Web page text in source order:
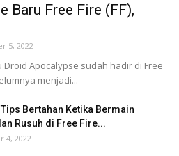
Baru Free Fire (FF),
5, 2022
Droid Apocalypse sudah hadir di Free
menjadi...
Bertahan Ketika Bermain
Rusuh di Free Fire...
4, 2022